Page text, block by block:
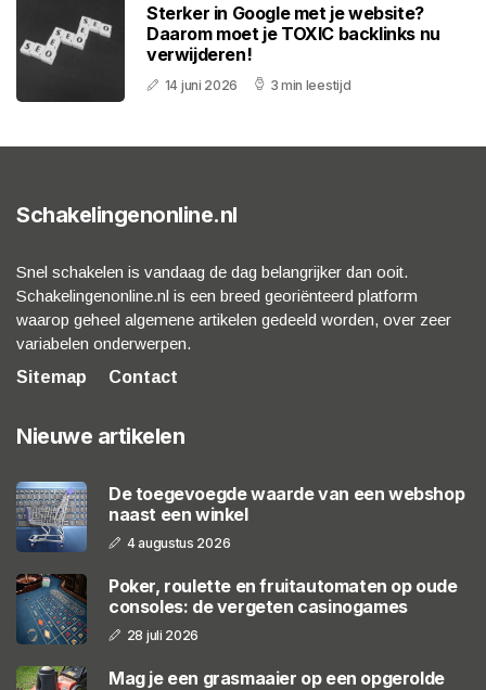
Sterker in Google met je website?
Daarom moet je TOXIC backlinks nu
verwijderen!
14 juni 2026 3 min leestijd
Schakelingenonline.nl
Snel schakelen is vandaag de dag belangrijker dan ooit.
Schakelingenonline.nl is een breed georiënteerd platform
waarop geheel algemene artikelen gedeeld worden, over zeer
variabelen onderwerpen.
Sitemap
Contact
Nieuwe artikelen
De toegevoegde waarde van een webshop
naast een winkel
4 augustus 2026
Poker, roulette en fruitautomaten op oude
consoles: de vergeten casinogames
28 juli 2026
Mag je een grasmaaier op een opgerolde